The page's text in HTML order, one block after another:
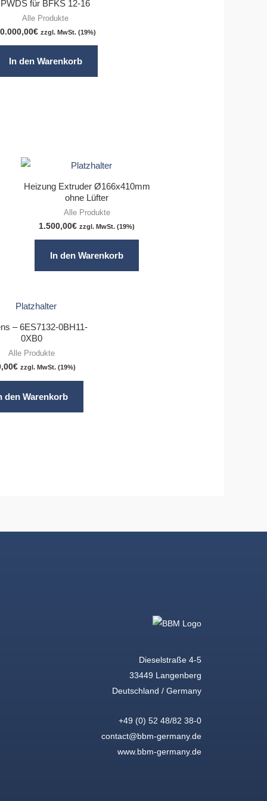
PWDS für BFKS 12-16
Alle Produkte
€ zzgl. MwSt. (19%)
In den Warenkorb
Heizung Extruder Ø166x410mm
ohne Lüfter
Alle Produkte
1.500,00€ zzgl. MwSt. (19%)
In den Warenkorb
– 6ES7132-0BH11-
0XB0
Alle Produkte
€ zzgl. MwSt. (19%)
den Warenkorb
Dieselstraße 4-5
33449 Langenberg
Deutschland / Germany
+49 (0) 52 48/82 38-0
contact@bbm-germany.de
www.bbm-germany.de